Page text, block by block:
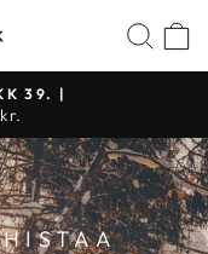
39. |